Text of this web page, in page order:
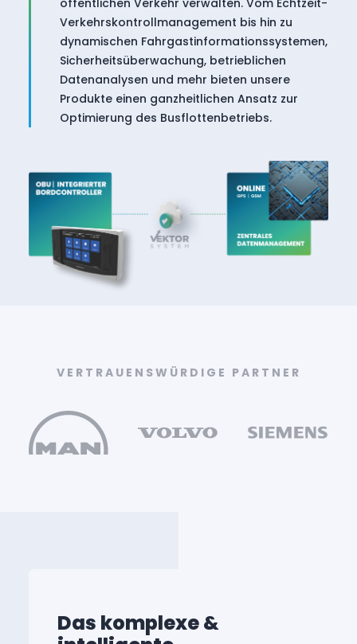
öffentlichen Verkehr verwalten. Vom Echtzeit-
Verkehrskontrollmanagement bis hin zu
dynamischen Fahrgastinformationssystemen,
Sicherheitsüberwachung, betrieblichen
Datenanalysen und mehr bieten unsere
Produkte einen ganzheitlichen Ansatz zur
Optimierung des Busflottenbetriebs.
VERTRAUENSWÜRDIGE PARTNER
Das komplexe &